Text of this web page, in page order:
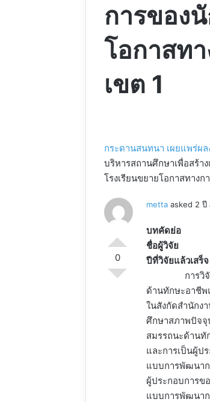
การของ
โอกาสท
เขต 1
กระดานสนทนา เผยแพร่ผล
บริหารสถานศึกษาเพื่อสร้า
โรงเรียนขยายโอกาสทาง
0
metta asked 2 ปี
บทคัดย่อ
ชื่อผู้วิจัย ดร.
ปีที่วิจัยแล้วเสร็จ
การวิจัยเรื่อ
ด้านทักษะอาชีพ
ในสังกัดสำนักง
ศึกษาสภาพปัจจุ
สมรรถนะด้านทั
และการเป็นผู้ป
แบบการพัฒนาก
ผู้ประกอบการ
แบบการพัฒนาก